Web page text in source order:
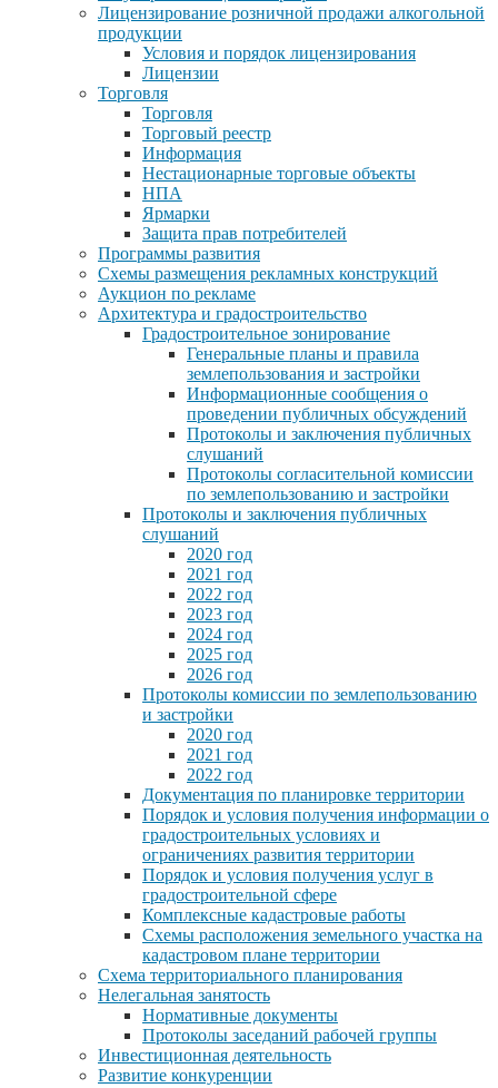
Лицензирование розничной продажи алкогольной
продукции
Условия и порядок лицензирования
Лицензии
Торговля
Торговля
Торговый реестр
Информация
Нестационарные торговые объекты
НПА
Ярмарки
Защита прав потребителей
Программы развития
Схемы размещения рекламных конструкций
Аукцион по рекламе
Архитектура и градостроительство
Градостроительное зонирование
Генеральные планы и правила
землепользования и застройки
Информационные сообщения о
проведении публичных обсуждений
Протоколы и заключения публичных
слушаний
Протоколы согласительной комиссии
по землепользованию и застройки
Протоколы и заключения публичных
слушаний
2020 год
2021 год
2022 год
2023 год
2024 год
2025 год
2026 год
Протоколы комиссии по землепользованию
и застройки
2020 год
2021 год
2022 год
Документация по планировке территории
Порядок и условия получения информации о
градостроительных условиях и
ограничениях развития территории
Порядок и условия получения услуг в
градостроительной сфере
Комплексные кадастровые работы
Схемы расположения земельного участка на
кадастровом плане территории
Схема территориального планирования
Нелегальная занятость
Нормативные документы
Протоколы заседаний рабочей группы
Инвестиционная деятельность
Развитие конкуренции